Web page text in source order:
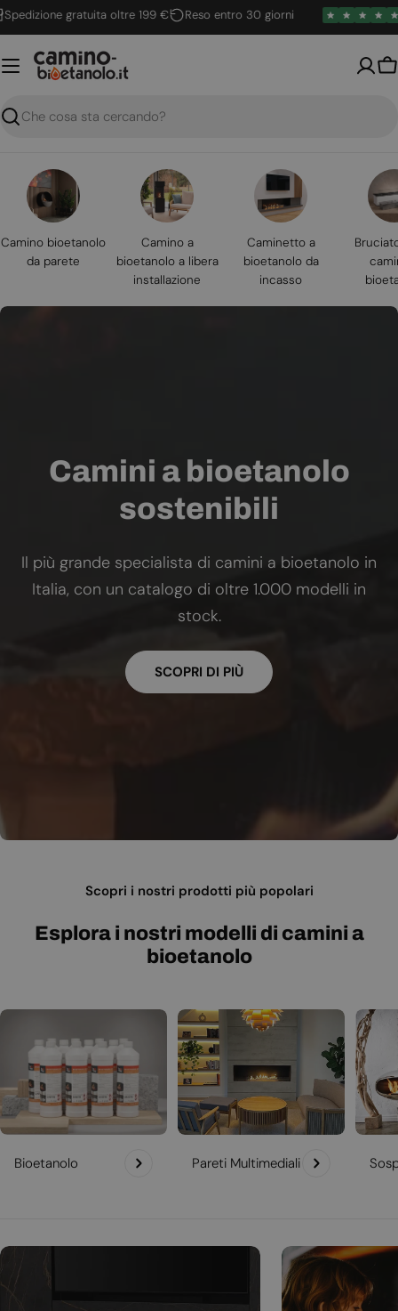
Vai
al
contenuto
gratuita oltre 199 € Reso entro 30 giorni
Ricerca
Camino bioetanolo
da parete
Camino a
bioetanolo a libera
installazione
Caminetto a
bioetanolo da
incasso
Camini a bioetanolo
sostenibili
Il più grande specialista di camini a bioetanolo in
Italia, con un catalogo di oltre 1.000 modelli in
stock.
SCOPRI DI PIÙ
Scopri i nostri prodotti più popolari
Esplora i nostri modelli di camini a
bioetanolo
Bioetanolo Pareti Multimediali